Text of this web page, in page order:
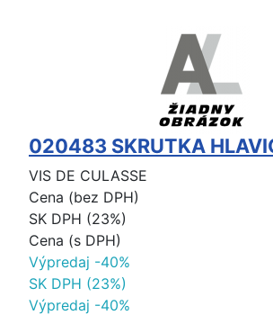
020483 SKRUTKA
VIS DE CULASSE
Cena (bez DPH)
SK DPH (23%)
Cena (s DPH)
Výpredaj -40%
SK DPH (23%)
Výpredaj -40%